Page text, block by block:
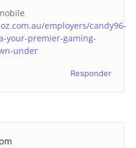
employers/candy96-
your-premier-gaming-
under
Responder